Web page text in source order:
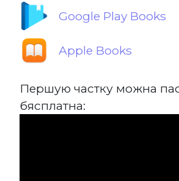
Google Play Books
Apple Books
Першую частку можна
бясплатна: